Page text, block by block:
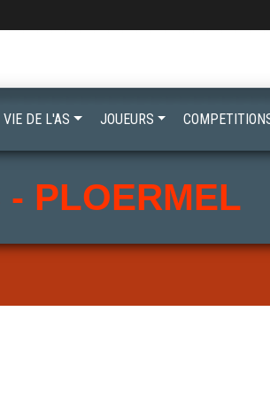
PLOERMEL
VIE DE L'AS JOUEURS